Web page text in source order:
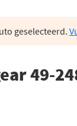
geselecteerd.
49-